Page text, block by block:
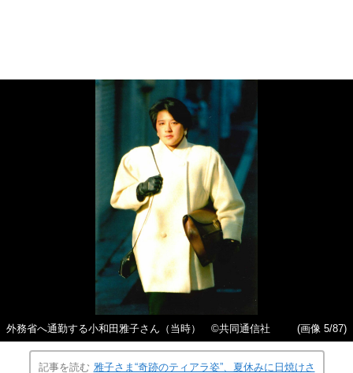
外務省へ通勤する小和田雅子さん（当時） ©共同通信社 (画像 5/87)
記事を読む 雅子さま“奇跡のティアラ姿”、夏休みに日焼けさ